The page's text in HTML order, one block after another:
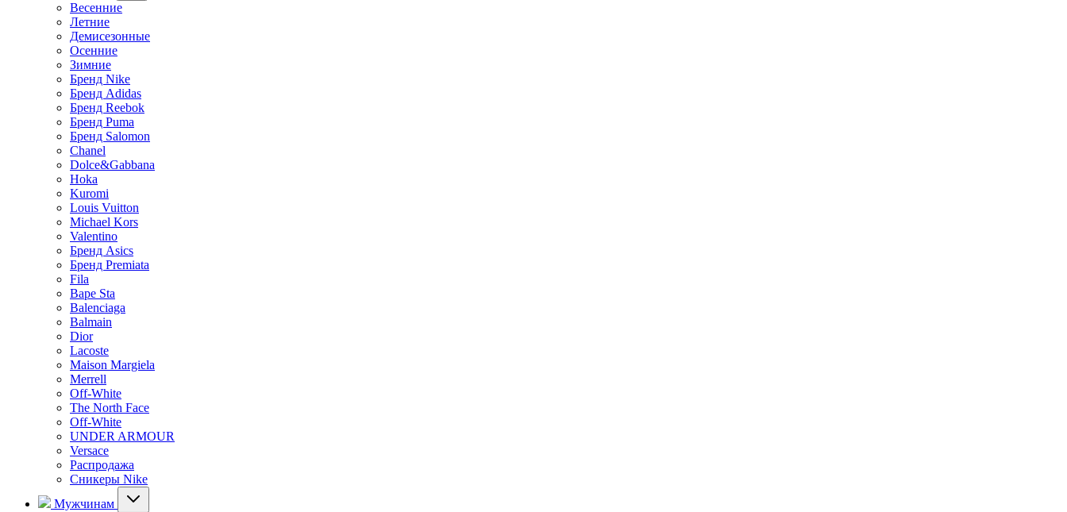
Весенние
Летние
Демисезонные
Осенние
Зимние
Бренд Nike
Бренд Adidas
Бренд Reebok
Бренд Puma
Бренд Salomon
Chanel
Dolce&Gabbana
Hoka
Kuromi
Louis Vuitton
Michael Kors
Valentino
Бренд Asics
Бренд Premiata
Fila
Bape Sta
Balenciaga
Balmain
Dior
Lacoste
Maison Margiela
Merrell
Off-White
The North Face
Off-White
UNDER ARMOUR
Versace
Распродажа
Сникеры Nike
Мужчинам